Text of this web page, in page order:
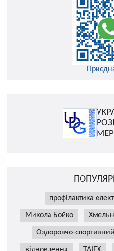
профілактика
Микола Бойко
Оздоровчо-